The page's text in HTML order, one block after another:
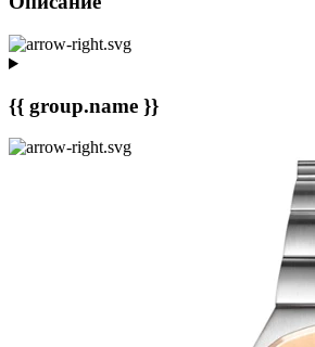
{{ group.name }}